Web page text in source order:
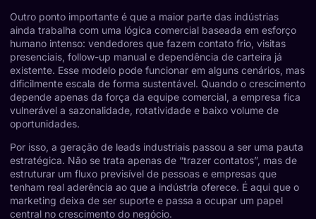
Outro ponto importante é que a maior parte das indústrias
ainda trabalha com uma lógica comercial baseada em esforço
humano intenso: vendedores que fazem contato frio, visitas
presenciais, follow-up manual e dependência de carteira já
existente. Esse modelo pode funcionar em alguns cenários, mas
dificilmente escala de forma sustentável. Quando o crescimento
depende apenas da força da equipe comercial, a empresa fica
vulnerável a sazonalidade, rotatividade e baixo volume de
oportunidades.
Por isso, a geração de leads industriais passou a ser uma pauta
estratégica. Não se trata apenas de “trazer contatos”, mas de
estruturar um fluxo previsível de pessoas e empresas que
tenham real aderência ao que a indústria oferece. É aqui que o
marketing deixa de ser suporte e passa a ocupar um papel
central no crescimento do negócio.